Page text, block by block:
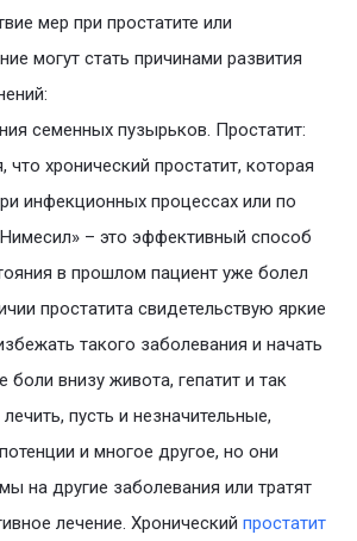
мер при простатите или
могут стать причинами развития
семенных пузырьков. Простатит:
что хронический простатит, которая
инфекционных процессах или по
– это эффективный способ
в прошлом пациент уже болел
простатита свидетельствую яркие
такого заболевания и начать
боли внизу живота, гепатит и так
пусть и незначительные,
и многое другое, но они
на другие заболевания или тратят
лечение. Хронический простатит